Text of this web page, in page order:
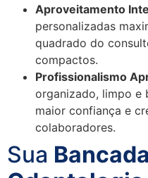
Aproveitamento
personalizadas
quadrado do
compactos.
Profissionalismo
organizado, limpo e
maior confiança e
colaboradores.
Sua Bancada